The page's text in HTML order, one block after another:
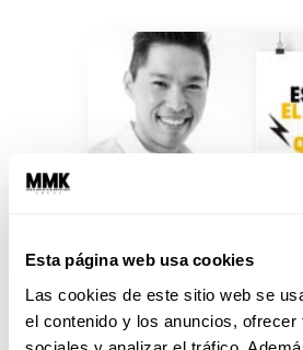
Esta página web usa cookies
Las cookies de este sitio web se
el contenido y los anuncios, ofrecer
Foreplay: Rutina